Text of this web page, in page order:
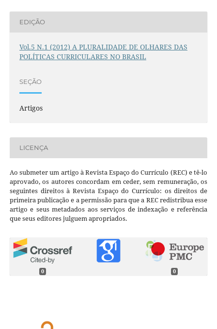
EDIÇÃO
Vol.5 N.1 (2012) A PLURALIDADE DE OLHARES DAS
POLÍTICAS CURRICULARES NO BRASIL
SEÇÃO
Artigos
LICENÇA
Ao submeter um artigo à Revista Espaço do Currículo (REC) e tê-lo
aprovado, os autores concordam em ceder, sem remuneração, os
seguintes direitos à Revista Espaço do Currículo: os direitos de
primeira publicação e a permissão para que a REC redistribua esse
artigo e seus metadados aos serviços de indexação e referência
que seus editores julguem apropriados.
0 0